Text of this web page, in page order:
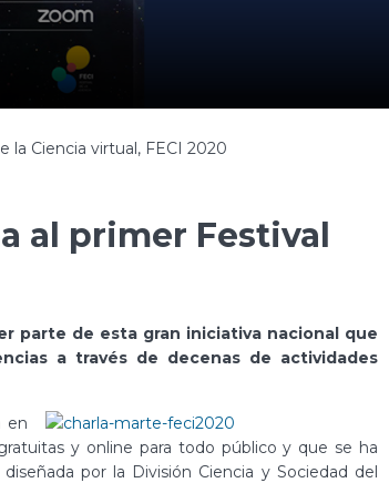
Ciencia virtual, FECI 2020
al primer Festival
parte de esta gran iniciativa nacional que
a través de decenas de actividades
en
y online para todo público y que se ha
por la División Ciencia y Sociedad del